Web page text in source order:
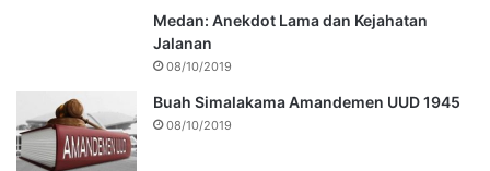
Medan: Anekdot Lama dan Kejahatan
Jalanan
08/10/2019
Buah Simalakama Amandemen UUD 1945
08/10/2019